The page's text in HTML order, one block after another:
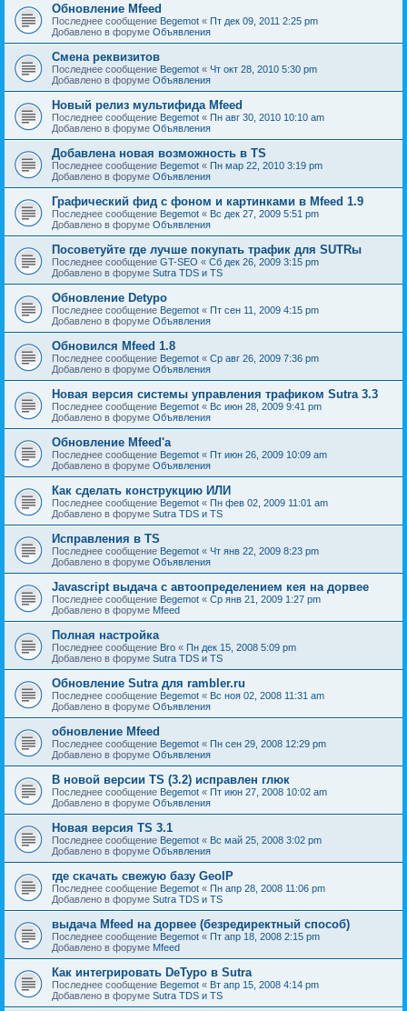
Обновление Mfeed
Последнее сообщение Begemot « Пт дек 09, 2011 2:25 pm
Добавлено в форуме Объявления
Смена реквизитов
Последнее сообщение Begemot « Чт окт 28, 2010 5:30 pm
Добавлено в форуме Объявления
Новый релиз мультифида Mfeed
Последнее сообщение Begemot « Пн авг 30, 2010 10:10 am
Добавлено в форуме Объявления
Добавлена новая возможность в TS
Последнее сообщение Begemot « Пн мар 22, 2010 3:19 pm
Добавлено в форуме Объявления
Графический фид с фоном и картинками в Mfeed 1.9
Последнее сообщение Begemot « Вс дек 27, 2009 5:51 pm
Добавлено в форуме Объявления
Посоветуйте где лучше покупать трафик для SUTRы
Последнее сообщение GT-SEO « Сб дек 26, 2009 3:15 pm
Добавлено в форуме Sutra TDS и TS
Обновление Detypo
Последнее сообщение Begemot « Пт сен 11, 2009 4:15 pm
Добавлено в форуме Объявления
Обновился Mfeed 1.8
Последнее сообщение Begemot « Ср авг 26, 2009 7:36 pm
Добавлено в форуме Объявления
Новая версия системы управления трафиком Sutra 3.3
Последнее сообщение Begemot « Вс июн 28, 2009 9:41 pm
Добавлено в форуме Объявления
Обновление Mfeed'а
Последнее сообщение Begemot « Пт июн 26, 2009 10:09 am
Добавлено в форуме Объявления
Как сделать конструкцию ИЛИ
Последнее сообщение Begemot « Пн фев 02, 2009 11:01 am
Добавлено в форуме Sutra TDS и TS
Исправления в TS
Последнее сообщение Begemot « Чт янв 22, 2009 8:23 pm
Добавлено в форуме Объявления
Javascript выдача с автоопределением кея на дорвее
Последнее сообщение Begemot « Ср янв 21, 2009 1:27 pm
Добавлено в форуме Mfeed
Полная настройка
Последнее сообщение Bro « Пн дек 15, 2008 5:09 pm
Добавлено в форуме Sutra TDS и TS
Обновление Sutra для rambler.ru
Последнее сообщение Begemot « Вс ноя 02, 2008 11:31 am
Добавлено в форуме Объявления
обновление Mfeed
Последнее сообщение Begemot « Пн сен 29, 2008 12:29 pm
Добавлено в форуме Объявления
В новой версии TS (3.2) исправлен глюк
Последнее сообщение Begemot « Пт июн 27, 2008 10:02 am
Добавлено в форуме Объявления
Новая версия TS 3.1
Последнее сообщение Begemot « Вс май 25, 2008 3:02 pm
Добавлено в форуме Объявления
где скачать свежую базу GeoIP
Последнее сообщение Begemot « Пн апр 28, 2008 11:06 pm
Добавлено в форуме Sutra TDS и TS
выдача Mfeed на дорвее (безредиректный способ)
Последнее сообщение Begemot « Пт апр 18, 2008 2:15 pm
Добавлено в форуме Mfeed
Как интегрировать DeTypo в Sutra
Последнее сообщение Begemot « Вт апр 15, 2008 4:14 pm
Добавлено в форуме Sutra TDS и TS